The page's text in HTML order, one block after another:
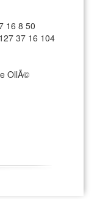
16 8 50
37 16 104
OllÃ©